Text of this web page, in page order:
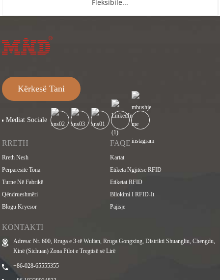
Fleksibile...
Kërkesë Tani
Mediat Sociale
RRETH
Rreth Nesh
Përparësitë Tona
Turne Në Fabrikë
Qëndrueshmëri
Blogu Kryesor
FAQE
Kartat
Etiketa Ngjitëse RFID
Etiketat RFID
Bllokimi I RFID-It
Pajisje
KONTAKTI
Adresa: Nr. 600, Rruga e 3-të Wulian, Rruga Gongxing, Distrikti Shuangliu, Chengdu,
Kinë (Sichuan) Zona Pilot e Tregtisë së Lirë
+86-028-65555355